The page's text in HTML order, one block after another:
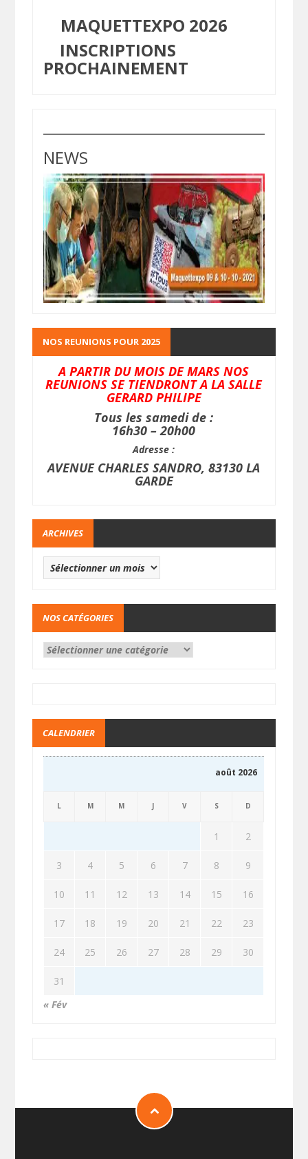
MAQUETTEXPO 2026
INSCRIPTIONS
PROCHAINEMENT
NEWS
NOS REUNIONS POUR 2025
A PARTIR DU MOIS DE MARS NOS
REUNIONS SE TIENDRONT A LA SALLE
GERARD PHILIPE
Tous les samedi de :
16h30 – 20h00
Adresse :
AVENUE CHARLES SANDRO, 83130 LA
GARDE
ARCHIVES
NOS CATÉGORIES
CALENDRIER
août 2026
L M M J V S D
1 2
3 4 5 6 7 8 9
10 11 12 13 14 15 16
17 18 19 20 21 22 23
24 25 26 27 28 29 30
31
« Fév